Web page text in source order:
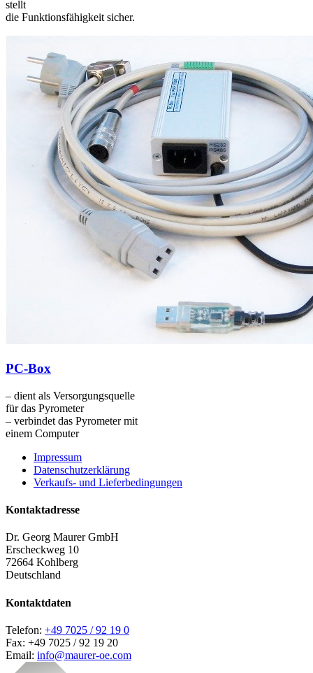
stellt
die Funktionsfähigkeit sicher.
PC-Box
– dient als Versorgungsquelle
für das Pyrometer
– verbindet das Pyrometer mit
einem Computer
Impressum
Datenschutzerklärung
Verkaufs- und Lieferbedingungen
Kontaktadresse
Dr. Georg Maurer GmbH
Erscheckweg 10
72664 Kohlberg
Deutschland
Kontaktdaten
Telefon: +49 7025 / 92 19 0
Fax: +49 7025 / 92 19 20
Email: info@maurer-oe.com